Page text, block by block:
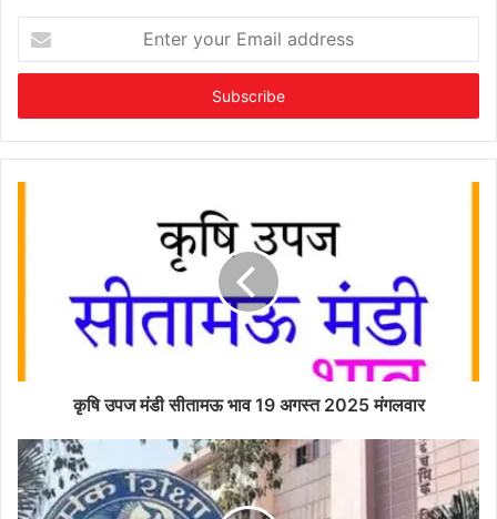
your
Email
कृषि उपज मंडी सीतामऊ भाव 19 अगस्त 2025 मंगलवार